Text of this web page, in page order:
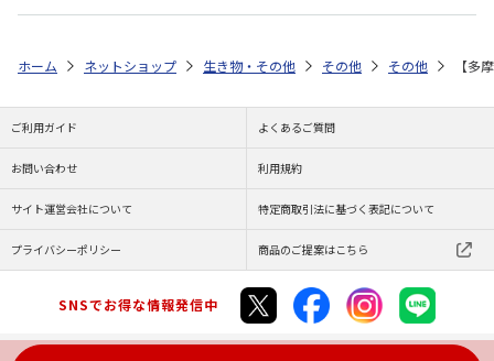
ホーム ネットショップ 生き物・その他 その他 その他 【多
ご利用ガイド よくあるご質問
お問い合わせ 利用規約
サイト運営会社について 特定商取引法に基づく表記について
プライバシーポリシー 商品のご提案はこちら
SNSでお得な情報発信中